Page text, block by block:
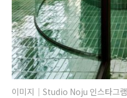
이미지｜Studio Noju 인스타그램